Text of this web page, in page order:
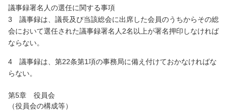
議事録署名人の選任に関する事項
3 議事録は、議長及び当該総会に出席した会員のうちからその総
会において選任された議事録署名人2名以上が署名押印しなければ
ならない。
4 議事録は、第22条第1項の事務局に備え付けておかなければな
らない。
第5章 役員会
（役員会の構成等）